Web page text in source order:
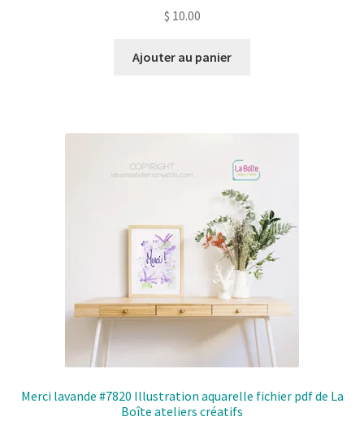
$ 10.00
Ajouter au panier
Merci lavande #7820 Illustration aquarelle fichier pdf de La
Boîte ateliers créatifs